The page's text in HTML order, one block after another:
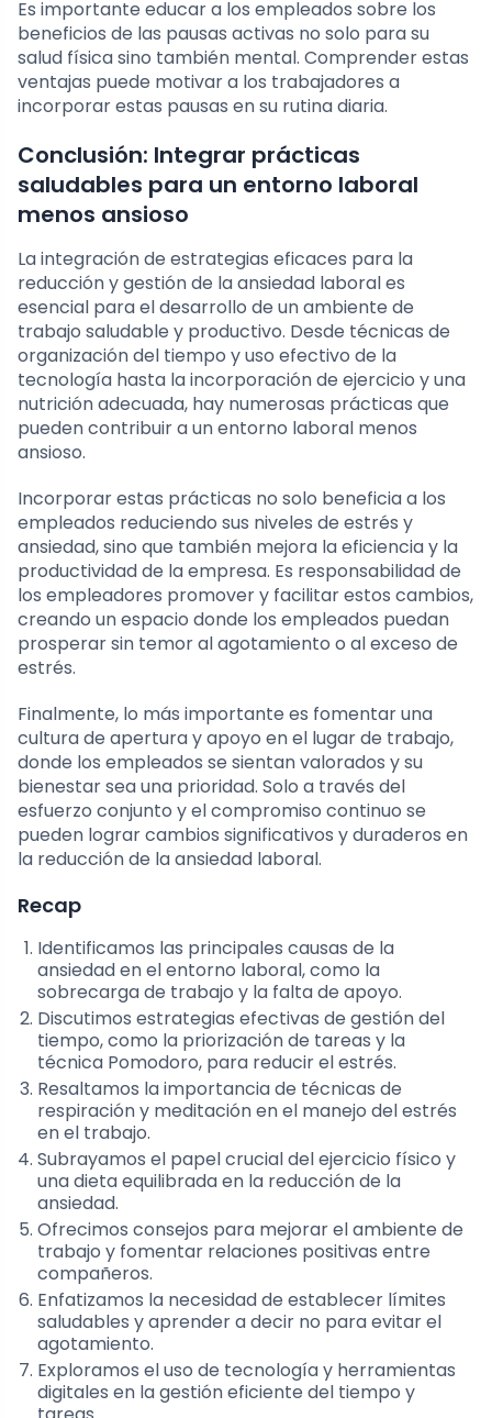
Es importante educar a los empleados sobre los
beneficios de las pausas activas no solo para su
salud física sino también mental. Comprender estas
ventajas puede motivar a los trabajadores a
incorporar estas pausas en su rutina diaria.
Conclusión: Integrar prácticas
saludables para un entorno laboral
menos ansioso
La integración de estrategias eficaces para la
reducción y gestión de la ansiedad laboral es
esencial para el desarrollo de un ambiente de
trabajo saludable y productivo. Desde técnicas de
organización del tiempo y uso efectivo de la
tecnología hasta la incorporación de ejercicio y una
nutrición adecuada, hay numerosas prácticas que
pueden contribuir a un entorno laboral menos
ansioso.
Incorporar estas prácticas no solo beneficia a los
empleados reduciendo sus niveles de estrés y
ansiedad, sino que también mejora la eficiencia y la
productividad de la empresa. Es responsabilidad de
los empleadores promover y facilitar estos cambios,
creando un espacio donde los empleados puedan
prosperar sin temor al agotamiento o al exceso de
estrés.
Finalmente, lo más importante es fomentar una
cultura de apertura y apoyo en el lugar de trabajo,
donde los empleados se sientan valorados y su
bienestar sea una prioridad. Solo a través del
esfuerzo conjunto y el compromiso continuo se
pueden lograr cambios significativos y duraderos en
la reducción de la ansiedad laboral.
Recap
Identificamos las principales causas de la
ansiedad en el entorno laboral, como la
sobrecarga de trabajo y la falta de apoyo.
Discutimos estrategias efectivas de gestión del
tiempo, como la priorización de tareas y la
técnica Pomodoro, para reducir el estrés.
Resaltamos la importancia de técnicas de
respiración y meditación en el manejo del estrés
en el trabajo.
Subrayamos el papel crucial del ejercicio físico y
una dieta equilibrada en la reducción de la
ansiedad.
Ofrecimos consejos para mejorar el ambiente de
trabajo y fomentar relaciones positivas entre
compañeros.
Enfatizamos la necesidad de establecer límites
saludables y aprender a decir no para evitar el
agotamiento.
Exploramos el uso de tecnología y herramientas
digitales en la gestión eficiente del tiempo y